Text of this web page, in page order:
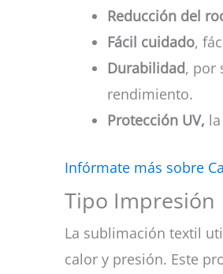
Reducción del
Fácil cuidado,
Durabilidad, por
rendimiento.
Protección UV,
Infórmate más sobre
Tipo Impresión
La sublimación textil
calor y presión. Este